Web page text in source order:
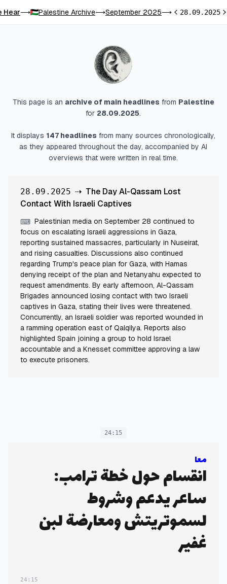
Hear⟶ Palestine Archive⟶September 2025⟶Previous day
28.09.2025
This page is an archive of main headlines from Palestine
for 28.09.2025.
It displays 147 headlines from many sources chronologically,
as they appeared throughout the day, accompanied by AI
overviews that were written in real time.
28.09.2025 ⇢ The Day Al-Qassam Lost
Contact With Israeli Captives
⌨ Palestinian media on September 28 continued to
focus on escalating Israeli aggressions in Gaza,
reporting sustained massacres, particularly in Nuseirat,
and rising casualties. Discussions also continued
regarding Trump's peace plan for Gaza, with Hamas
denying receipt of the plan and Netanyahu expected to
request amendments. By early afternoon, Al-Qassam
Brigades announced losing contact with two Israeli
captives in Gaza, stating their lives were threatened.
Concurrently, an Israeli soldier was reported wounded in
a ramming operation east of Qalqilya. Reports also
highlighted Spain joining a group to hold Israel
accountable and a Knesset committee approving a law
to execute prisoners.
24:15
معا
انقسام حول خطة ترامب:
ساعر يدعم وشروط
لسموتريتش ومعارضة لبن
غفير
24:15